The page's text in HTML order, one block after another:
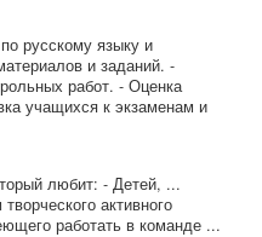
русскому языку и
и заданий. -
работ. - Оценка
учащихся к экзаменам и
любит: - Детей, ...
активного
работать в команде ...